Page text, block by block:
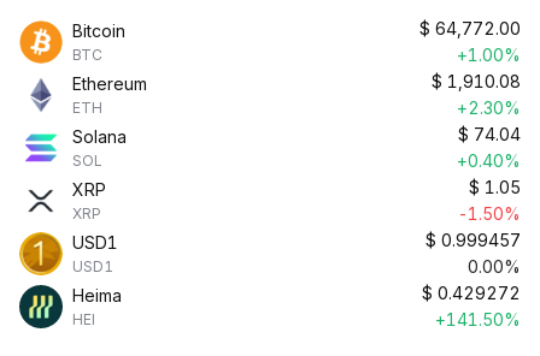
Bitcoin
BTC
$ 64,772.00
+1.00%
Ethereum
ETH
$ 1,910.08
+2.30%
Solana
SOL
$ 74.04
+0.40%
XRP
XRP
$ 1.05
-1.50%
USD1
USD1
$ 0.999457
0.00%
Heima
HEI
$ 0.429272
+141.50%